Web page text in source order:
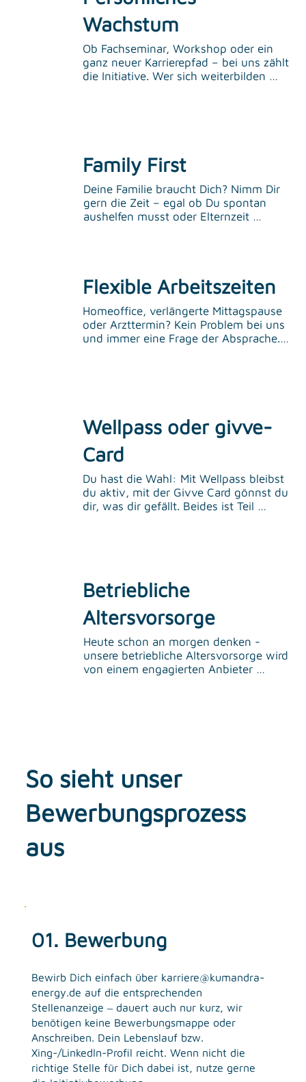
Wachstum
Ob Fachseminar, Workshop oder ein
ganz neuer Karrierepfad – bei uns zählt
die Initiative. Wer sich weiterbilden
Family First
Deine Familie braucht Dich? Nimm Dir
gern die Zeit – egal ob Du spontan
aushelfen musst oder Elternzeit
Flexible Arbeitszeiten
Homeoffice, verlängerte Mittagspause
oder Arzttermin? Kein Problem bei uns
und immer eine Frage der Absprache.
Wellpass oder givve-
Card
Du hast die Wahl: Mit Wellpass bleibst
du aktiv, mit der Givve Card gönnst du
dir, was dir gefällt. Beides ist Teil
Betriebliche
Altersvorsorge
Heute schon an morgen denken -
unsere betriebliche Altersvorsorge wird
von einem engagierten Anbieter
So sieht unser
Bewerbungsprozess
aus
01. Bewerbung
Bewirb Dich einfach über karriere@kumandra-
energy.de auf die entsprechenden
Stellenanzeige ‒ dauert auch nur kurz, wir
benötigen keine Bewerbungsmappe oder
Anschreiben. Dein Lebenslauf bzw.
Xing-/LinkedIn-Profil reicht. Wenn nicht die
richtige Stelle für Dich dabei ist, nutze gerne